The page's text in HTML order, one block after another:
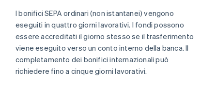
I bonifici SEPA ordinari (non istantanei) vengono
eseguiti in quattro giorni lavorativi. I fondi possono
essere accreditati il giorno stesso se il trasferimento
viene eseguito verso un conto interno della banca. Il
completamento dei bonifici internazionali può
richiedere fino a cinque giorni lavorativi.